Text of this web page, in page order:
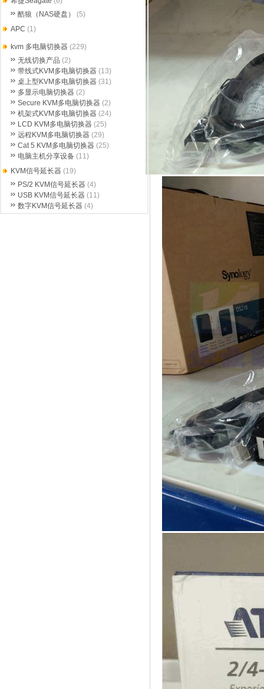
酷狼（NAS硬盘）
(5)
APC (1)
kvm 多电脑切换器 (229)
无线切换产品 (2)
带线式KVM多电脑切换器 (13)
桌上型KVM多电脑切换器 (31)
多显示电脑切换器 (2)
Secure KVM多电脑切换器 (2)
机架式KVM多电脑切换器 (24)
LCD KVM多电脑切换器 (25)
远程KVM多电脑切换器 (29)
Cat 5 KVM多电脑切换器 (25)
电脑主机分享设备 (11)
KVM信号延长器 (19)
PS/2 KVM信号延长器 (4)
USB KVM信号延长器 (11)
数字KVM信号延长器 (4)